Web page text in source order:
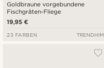
Goldbraune vorgebundene
Fischgräten-Fliege
19,95 €
23 FARBEN TRENDHIM